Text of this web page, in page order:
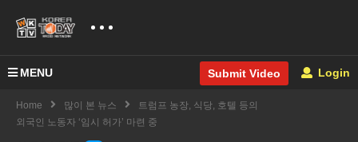
MENU Submit Video Login
Home 많이 본 뉴스
트럼프 농장, 식당, 호텔 등의
외국인 노동자 ‘임시 허가’ 마련 중